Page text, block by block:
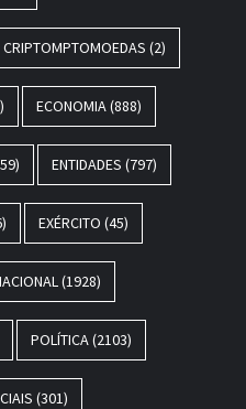
CRIPTOMPTOMOEDAS (2)
ECONOMIA (888)
ENTIDADES (797)
EXÉRCITO (45)
(1928)
POLÍTICA (2103)
(301)